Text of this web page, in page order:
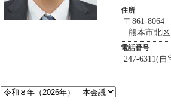
住所
〒861-8064
熊本市北
電話番号
247-6311(自